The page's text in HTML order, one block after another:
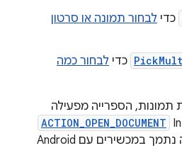
כדי לבחור תמונה או סרטון
כדי לבחור כמה
תמונות, הספרייה מפעילה
ACTION_OPEN_DOCUMENT
במקום זאת. ה-Intent הזה נתמך במכשירים עם Android